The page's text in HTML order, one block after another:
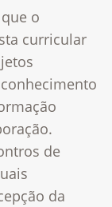
o
curricular
de
da